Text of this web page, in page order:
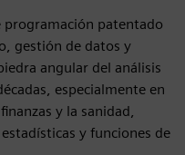
programación patentado
gestión de datos y
angular del análisis
especialmente en
y la sanidad,
y funciones de